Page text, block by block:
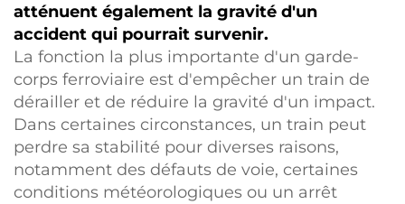
atténuent également la gravité d'un
accident qui pourrait survenir.
La fonction la plus importante d'un garde-
corps ferroviaire est d'empêcher un train de
dérailler et de réduire la gravité d'un impact.
Dans certaines circonstances, un train peut
perdre sa stabilité pour diverses raisons,
notamment des défauts de voie, certaines
conditions météorologiques ou un arrêt